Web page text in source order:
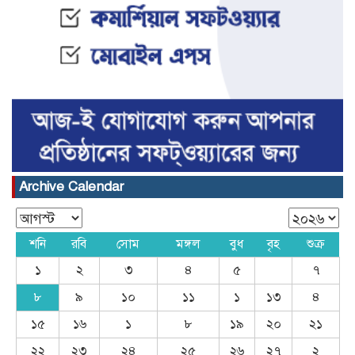
Archive Calendar
শনি রবি সোম মঙ্গল বুধ বৃহ
শুক্র
১
২ ৩ ৪ ৫
৭
৮
৯ ১০ ১১ ১ ১৩
৪
১৫
১৬ ১ ৮ ১৯ ২০
২১
২২
২৩ ২৪ ২৫ ২৬ ২৭
২